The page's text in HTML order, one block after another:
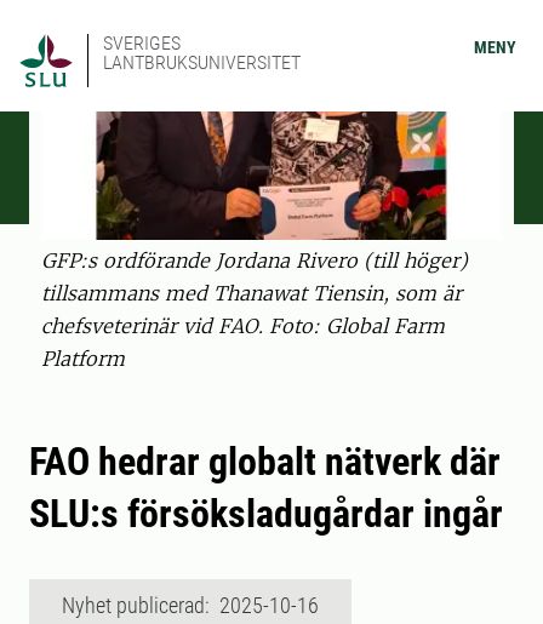
SVERIGES
LANTBRUKSUNIVERSITET
MENY
GFP:s ordförande Jordana Rivero (till höger)
tillsammans med Thanawat Tiensin, som är
chefsveterinär vid FAO. Foto: Global Farm
Platform
FAO hedrar globalt nätverk där
SLU:s försöksladugårdar ingår
Nyhet publicerad: 2025-10-16